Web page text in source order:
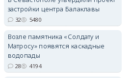
застройки центра Балаклавы
32 5480
Возле памятника «Солдату и
Матросу» появятся каскадные
водопады
28 4194